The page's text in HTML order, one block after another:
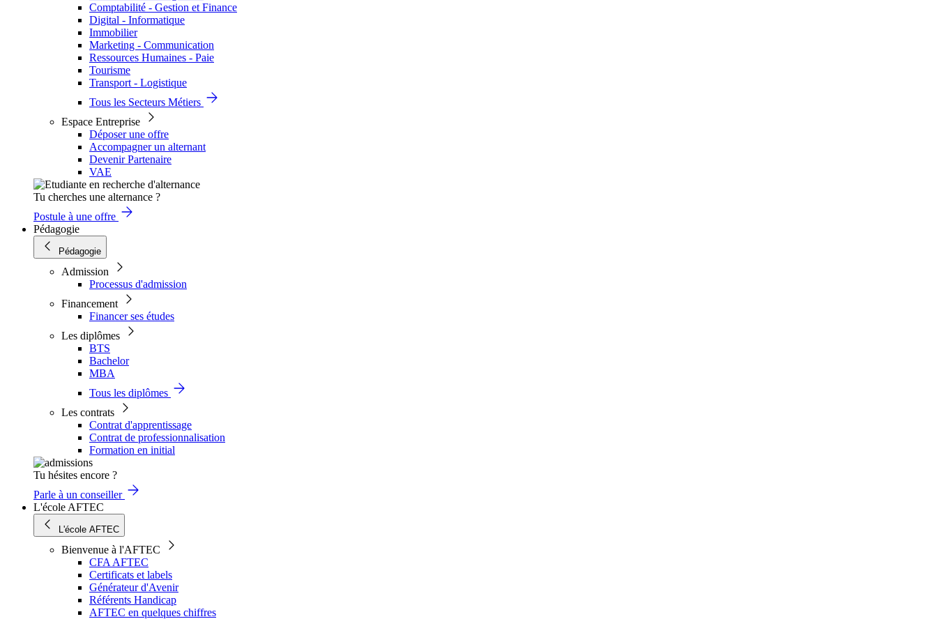
Comptabilité - Gestion et Finance
Digital - Informatique
Immobilier
Marketing - Communication
Ressources Humaines - Paie
Tourisme
Transport - Logistique
Tous les Secteurs Métiers
Espace Entreprise
Déposer une offre
Accompagner un alternant
Devenir Partenaire
VAE
Tu cherches une alternance ?
Postule à une offre
Pédagogie
Pédagogie
Admission
Processus d'admission
Financement
Financer ses études
Les diplômes
BTS
Bachelor
MBA
Tous les diplômes
Les contrats
Contrat d'apprentissage
Contrat de professionnalisation
Formation en initial
Tu hésites encore ?
Parle à un conseiller
L'école AFTEC
L'école AFTEC
Bienvenue à l'AFTEC
CFA AFTEC
Certificats et labels
Générateur d'Avenir
Référents Handicap
AFTEC en quelques chiffres